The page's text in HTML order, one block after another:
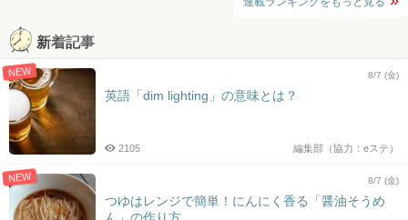
新着記事
NEW 8/7 (金)
英語「dim lighting」の意味とは？
編集部（協力：eステ）
2105
NEW 8/7 (金)
つゆはレンジで簡単！にんにく香る「醤油そうめ